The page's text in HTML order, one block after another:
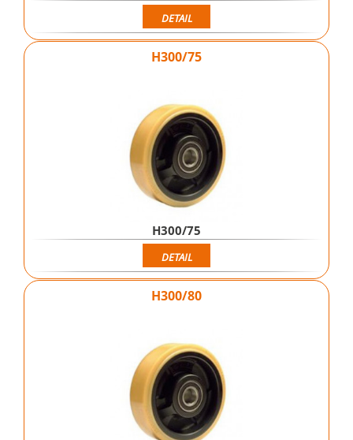
DETAIL
H300/75
H300/75
DETAIL
H300/80